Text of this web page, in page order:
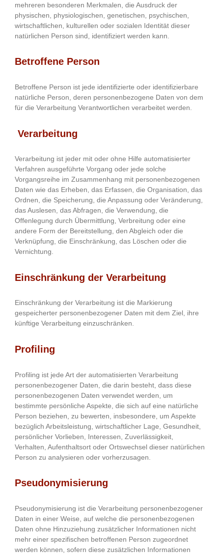
mehreren besonderen Merkmalen, die Ausdruck der
physischen, physiologischen, genetischen, psychischen,
wirtschaftlichen, kulturellen oder sozialen Identität dieser
natürlichen Person sind, identifiziert werden kann.
Betroffene Person
Betroffene Person ist jede identifizierte oder identifizierbare
natürliche Person, deren personenbezogene Daten von dem
für die Verarbeitung Verantwortlichen verarbeitet werden.
Verarbeitung
Verarbeitung ist jeder mit oder ohne Hilfe automatisierter
Verfahren ausgeführte Vorgang oder jede solche
Vorgangsreihe im Zusammenhang mit personenbezogenen
Daten wie das Erheben, das Erfassen, die Organisation, das
Ordnen, die Speicherung, die Anpassung oder Veränderung,
das Auslesen, das Abfragen, die Verwendung, die
Offenlegung durch Übermittlung, Verbreitung oder eine
andere Form der Bereitstellung, den Abgleich oder die
Verknüpfung, die Einschränkung, das Löschen oder die
Vernichtung.
Einschränkung der Verarbeitung
Einschränkung der Verarbeitung ist die Markierung
gespeicherter personenbezogener Daten mit dem Ziel, ihre
künftige Verarbeitung einzuschränken.
Profiling
Profiling ist jede Art der automatisierten Verarbeitung
personenbezogener Daten, die darin besteht, dass diese
personenbezogenen Daten verwendet werden, um
bestimmte persönliche Aspekte, die sich auf eine natürliche
Person beziehen, zu bewerten, insbesondere, um Aspekte
bezüglich Arbeitsleistung, wirtschaftlicher Lage, Gesundheit,
persönlicher Vorlieben, Interessen, Zuverlässigkeit,
Verhalten, Aufenthaltsort oder Ortswechsel dieser natürlichen
Person zu analysieren oder vorherzusagen.
Pseudonymisierung
Pseudonymisierung ist die Verarbeitung personenbezogener
Daten in einer Weise, auf welche die personenbezogenen
Daten ohne Hinzuziehung zusätzlicher Informationen nicht
mehr einer spezifischen betroffenen Person zugeordnet
werden können, sofern diese zusätzlichen Informationen